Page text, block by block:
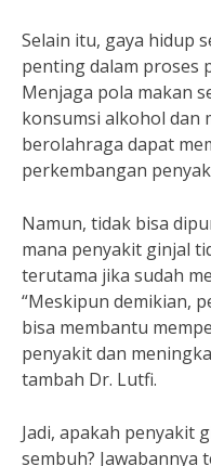
Selain itu, gaya hidup
penting dalam proses
Menjaga pola makan
konsumsi alkohol dan
berolahraga dapat
perkembangan
Namun, tidak bisa
mana penyakit ginjal
terutama jika sudah
“Meskipun demikian,
bisa membantu
penyakit dan
tambah Dr. Lutfi.
Jadi, apakah penyakit
sembuh?